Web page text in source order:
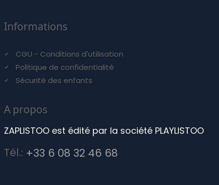
Informations
CGU - Conditions d'utilisation
Politique de confidentialité
Sécurité des enfants
A propos
ZAPLISTOO est édité par la société PLAYLISTOO
Tél.: +33 6 08 32 46 68